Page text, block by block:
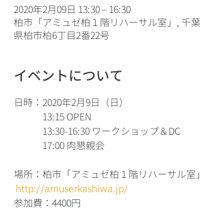
2020年2月09日 13:30 – 16:30
柏市「アミュゼ柏１階リハーサル室」, 千葉
県柏市柏6丁目2番22号
イベントについて
日時：2020年2月9日（日）
13:15 OPEN
13:30-16:30 ワークショップ＆DC
場所：柏市「アミュゼ柏１階リハーサル室」
http://amuserkashiwa.jp/
参加費：4400円